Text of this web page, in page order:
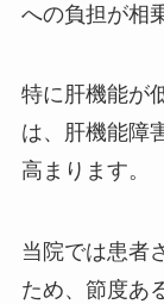
への負担が相
特に肝機能が
は、肝機能障
高まります。
当院では患者
ため、節度あ